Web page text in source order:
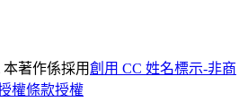
本著作係採用創用 CC 姓名標示-非商
權條款授權